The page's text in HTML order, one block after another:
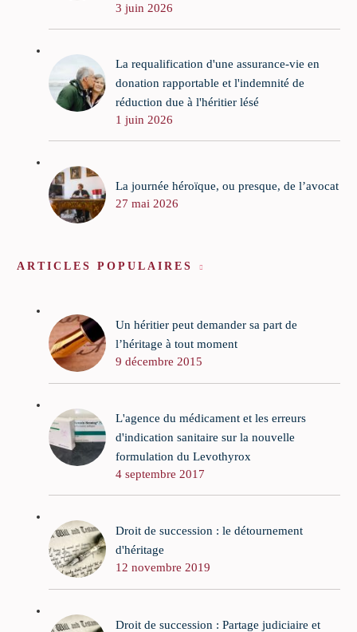
3 juin 2026
La requalification d'une assurance-vie en
donation rapportable et l'indemnité de
réduction due à l'héritier lésé
1 juin 2026
La journée héroïque, ou presque, de l’avocat
27 mai 2026
ARTICLES POPULAIRES
Un héritier peut demander sa part de
l’héritage à tout moment
9 décembre 2015
L'agence du médicament et les erreurs
d'indication sanitaire sur la nouvelle
formulation du Levothyrox
4 septembre 2017
Droit de succession : le détournement
d'héritage
12 novembre 2019
Droit de succession : Partage judiciaire et